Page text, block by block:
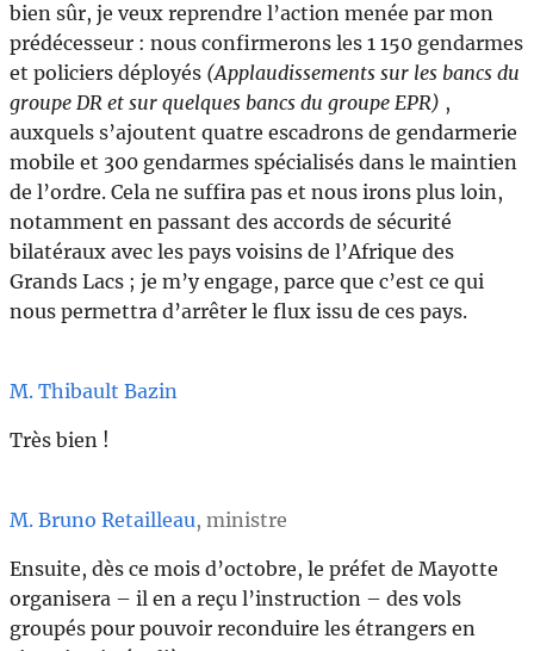
bien sûr, je veux reprendre l’action menée par mon
prédécesseur : nous confirmerons les 1 150 gendarmes
et policiers déployés (Applaudissements sur les bancs du
groupe DR et sur quelques bancs du groupe EPR) ,
auxquels s’ajoutent quatre escadrons de gendarmerie
mobile et 300 gendarmes spécialisés dans le maintien
de l’ordre. Cela ne suffira pas et nous irons plus loin,
notamment en passant des accords de sécurité
bilatéraux avec les pays voisins de l’Afrique des
Grands Lacs ; je m’y engage, parce que c’est ce qui
nous permettra d’arrêter le flux issu de ces pays.
M. Thibault Bazin
Très bien !
M. Bruno Retailleau, ministre
Ensuite, dès ce mois d’octobre, le préfet de Mayotte
organisera – il en a reçu l’instruction – des vols
groupés pour pouvoir reconduire les étrangers en